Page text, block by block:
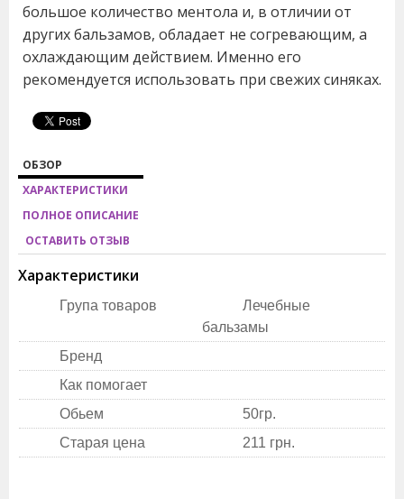
большое количество ментола и, в отличии от
других бальзамов, обладает не согревающим, а
охлаждающим действием. Именно его
рекомендуется использовать при свежих синяках.
ОБЗОР
ХАРАКТЕРИСТИКИ
ПОЛНОЕ ОПИСАНИЕ
ОСТАВИТЬ ОТЗЫВ
Характеристики
Група товаров
Лечебные
бальзамы
Бренд
Как помогает
Обьем
50гр.
Старая цена
211 грн.